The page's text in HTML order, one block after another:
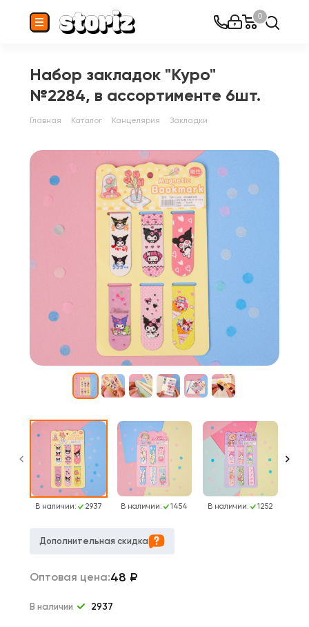
0
Набор закладок "Куро"
№2284, в ассортименте 6шт.
Главная Каталог Канцелярия Закладки
В наличии: 2937 В наличии: 1454 В наличии: 1252
Дополнительная скидка
Оптовая цена:48 ₽
В наличии 2937